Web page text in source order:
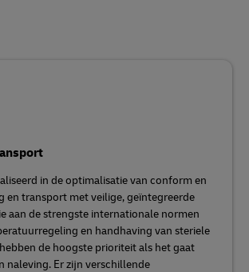
in de optimalisatie van conform en
en transport met veilige, geïntegreerde
aan de strengste internationale normen
en handhaving van steriele
de hoogste prioriteit als het gaat
naleving. Er zijn verschillende